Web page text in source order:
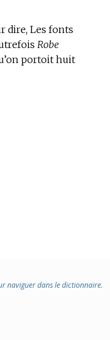
dire, Les fonts
Robe
portoit huit
naviguer dans le dictionnaire.